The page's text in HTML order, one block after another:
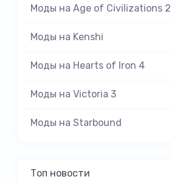
Моды на Age of Civilizations 2
Моды на Kenshi
Моды на Hearts of Iron 4
Моды на Victoria 3
Моды на Starbound
Топ новости